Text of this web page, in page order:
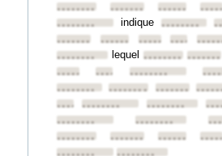
••••••••
•••••••• ••••••••
••••••••
indique ••••••••
••••••••
••••••••••••••••••••••••
••••••••
lequel ••••••••
••••••••••••••••••••••••
••••••••
•••••••• ••••••••
•••••••••••••••• ••••••••
••••••••
••••••••
••••••••
•••••••• ••••••••